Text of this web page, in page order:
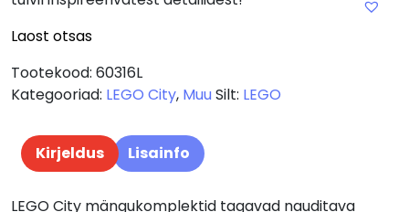
Laost otsas
Tootekood: 60316L
Kategooriad: LEGO City, MuuSilt: LEGO
Kirjeldus Lisainfo
LEGO City mängukomplektid tagavad nauditava